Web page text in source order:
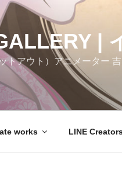
|
アウト）アニメーター
works LINE